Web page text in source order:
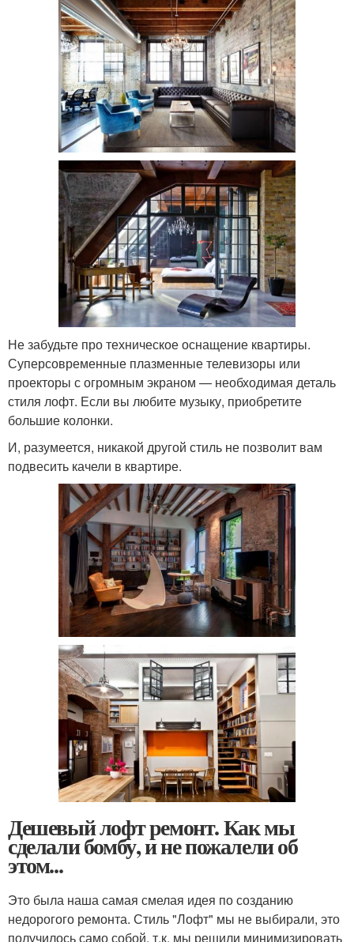
Не забудьте про техническое оснащение квартиры.
Суперсовременные плазменные телевизоры или
проекторы с огромным экраном — необходимая деталь
стиля лофт. Если вы любите музыку, приобретите
большие колонки.
И, разумеется, никакой другой стиль не позволит вам
подвесить качели в квартире.
Дешевый лофт ремонт. Как мы
сделали бомбу, и не пожалели об
этом...
Это была наша самая смелая идея по созданию
недорогого ремонта. Стиль "Лофт" мы не выбирали, это
получилось само собой, т.к. мы решили минимизировать